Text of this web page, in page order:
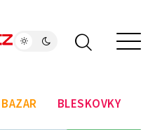
BAZAR BLESKOVKY